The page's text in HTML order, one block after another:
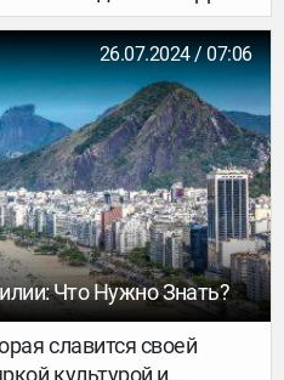
расположенного прямо
Звучит заманчиво?
возможность
стеклянном домике
нескольких минутах от
26.07.2024 / 07:06
Что Нужно Знать?
славится своей
культурой и,